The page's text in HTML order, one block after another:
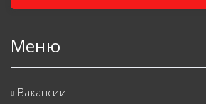
Меню
Вакансии